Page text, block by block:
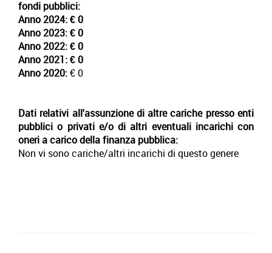
fondi pubblici:
Anno 2024:€ 0
Anno 2023:€ 0
Anno 2022:€ 0
Anno 2021:€ 0
Anno 2020:€ 0
Dati relativi all'assunzione di altre cariche presso enti
pubblici o privati e/o di altri eventuali incarichi con
oneri a carico della finanza pubblica:
Non vi sono cariche/altri incarichi di questo genere